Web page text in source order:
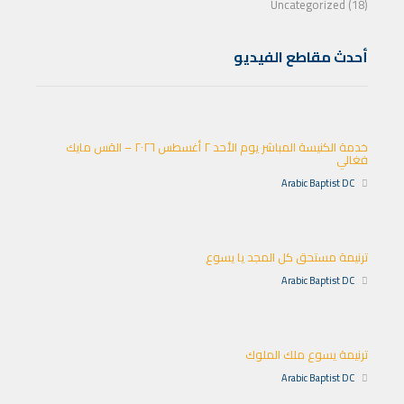
Uncategorized (18)
أحدث مقاطع الفيديو
خدمة الكنيسة المباشر يوم الأحد ٢ أغسطس ٢٠٢٦ – القس مايك
فغالي
Arabic Baptist DC
ترنيمة مستحق كل المجد يا يسوع
Arabic Baptist DC
ترنيمة يسوع ملك الملوك
Arabic Baptist DC